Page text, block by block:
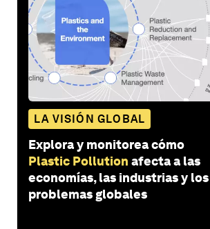
LA VISIÓN GLOBAL
Explora y monitorea cómo
Plastic Pollution afecta a las
economías, las industrias y los
problemas globales